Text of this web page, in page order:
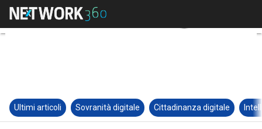
Ultimi articoli Sovranità digitale Cittadinanza digitale